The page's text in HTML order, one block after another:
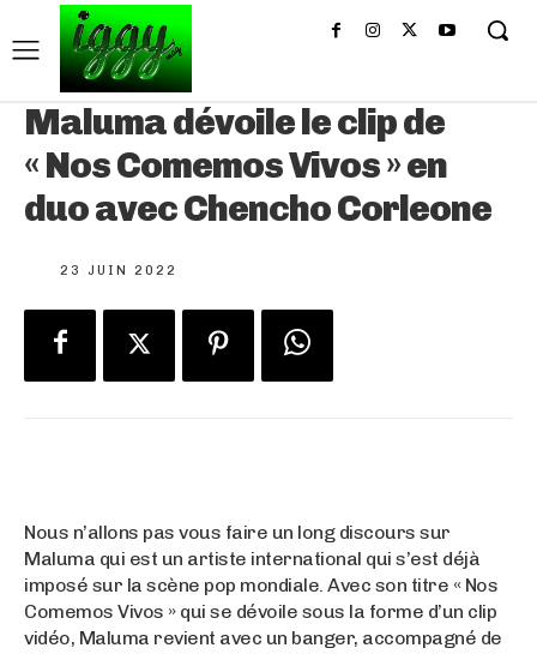
Maluma dévoile le clip de
« Nos Comemos Vivos » en
duo avec Chencho Corleone
23 JUIN 2022
Nous n’allons pas vous faire un long discours sur
Maluma qui est un artiste international qui s’est déjà
imposé sur la scène pop mondiale. Avec son titre « Nos
Comemos Vivos » qui se dévoile sous la forme d’un clip
vidéo, Maluma revient avec un banger, accompagné de